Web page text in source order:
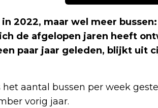
in 2022, maar wel meer
de afgelopen jaren heeft
paar jaar geleden, blijkt uit
aantal bussen per week
vorig jaar.